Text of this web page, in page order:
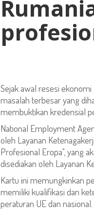
Sejak awal resesi
masalah terbesar yang
membuktikan kredensial
National Employment
oleh Layanan
Profesional Eropa", yang
disediakan oleh Layanan
Kartu ini memungkinkan
memiliki kualifikasi dan
peraturan UE dan nasional.